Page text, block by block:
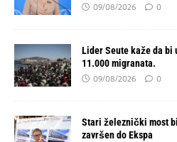
09/08/2026 0
Lider Seute kaže da bi
11.000 migranata.
09/08/2026 0
Stari železnički most
završen do Ekspa